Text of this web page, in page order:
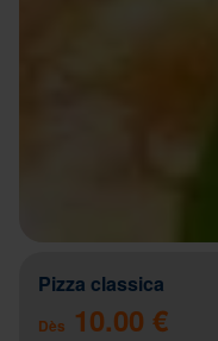
Pizza classica
Dès 10.00 €